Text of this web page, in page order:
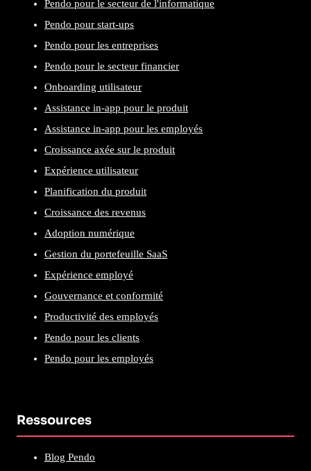
Pendo pour le secteur de l'informatique
Pendo pour start-ups
Pendo pour les entreprises
Pendo pour le secteur financier
Onboarding utilisateur
Assistance in-app pour le produit
Assistance in-app pour les employés
Croissance axée sur le produit
Expérience utilisateur
Planification du produit
Croissance des revenus
Adoption numérique
Gestion du portefeuille SaaS
Expérience employé
Gouvernance et conformité
Productivité des employés
Pendo pour les clients
Pendo pour les employés
Ressources
Blog Pendo